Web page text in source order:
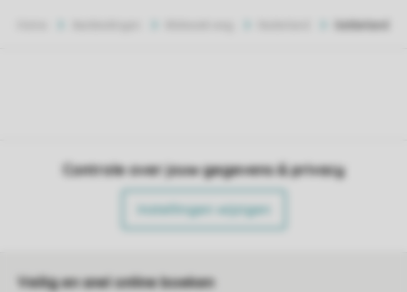
Controle over jouw gegevens & privacy
Instellingen wijzigen
Veilig en snel online boeken